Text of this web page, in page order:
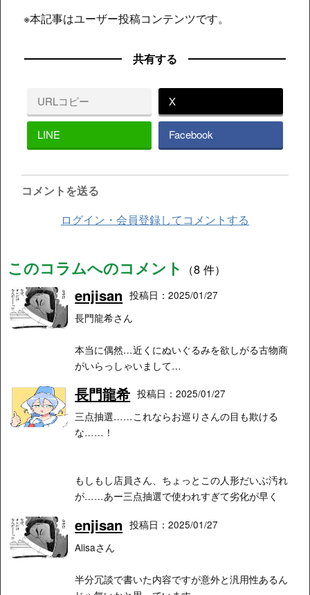
※本記事はユーザー投稿コンテンツです。
共有する
URLコピー X
LINE Facebook
コメントを送る
ログイン・会員登録してコメントする
このコラムへのコメント （8 件）
enjisan 投稿日：2025/01/27
長門龍希さん
本当に偶然…近くにぬいぐるみを欲しがる古物商
がいらっしゃいまして…
長門龍希 投稿日：2025/01/27
三点抽選……これならお巡りさんの目も欺ける
な……！
もしもし店員さん、ちょっとこの人形だいぶ汚れ
が……あー三点抽選で使われすぎて劣化が早く
enjisan 投稿日：2025/01/27
Alisaさん
半分冗談で書いた内容ですが意外と汎用性あるん